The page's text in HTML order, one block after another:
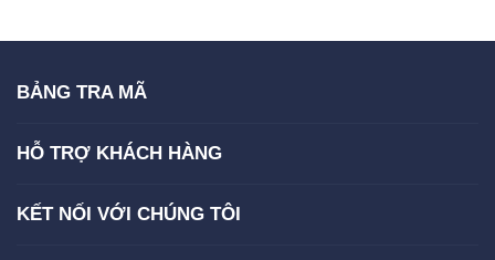
BẢNG TRA MÃ
HỖ TRỢ KHÁCH HÀNG
KẾT NỐI VỚI CHÚNG TÔI